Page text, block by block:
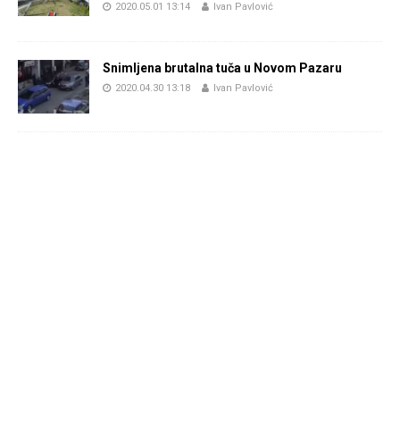
2020.05.01 13:14 Ivan Pavlović
Snimljena brutalna tuča u Novom Pazaru
2020.04.30 13:18 Ivan Pavlović